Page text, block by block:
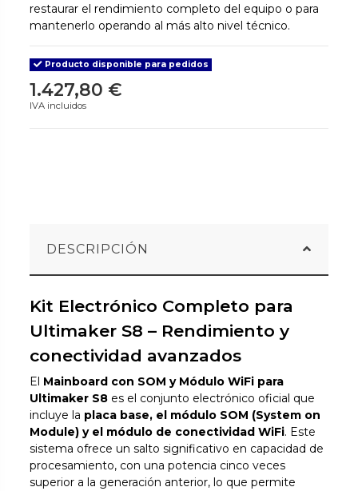
restaurar el rendimiento completo del equipo o para
mantenerlo operando al más alto nivel técnico.
Producto disponible para pedidos
1.427,80 €
IVA incluidos
DESCRIPCIÓN
Kit Electrónico Completo para
Ultimaker S8 – Rendimiento y
conectividad avanzados
El Mainboard con SOM y Módulo WiFi para
Ultimaker S8 es el conjunto electrónico oficial que
incluye la placa base, el módulo SOM (System on
Module) y el módulo de conectividad WiFi. Este
sistema ofrece un salto significativo en capacidad de
procesamiento, con una potencia cinco veces
superior a la generación anterior, lo que permite